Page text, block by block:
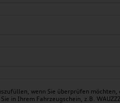
wenn Sie überprüfen möchten,
in Ihrem Fahrzeugschein, z.B.